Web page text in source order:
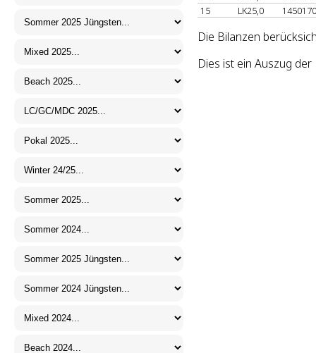
15
LK25,0
Die Bilanzen
Dies ist ein Auszug